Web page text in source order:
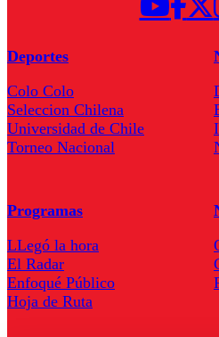
Deportes
Colo Colo
Seleccion Chilena
Universidad de Chile
Torneo Nacional
Programas
LLegó la hora
El Radar
Enfoqué Público
Hoja de Ruta